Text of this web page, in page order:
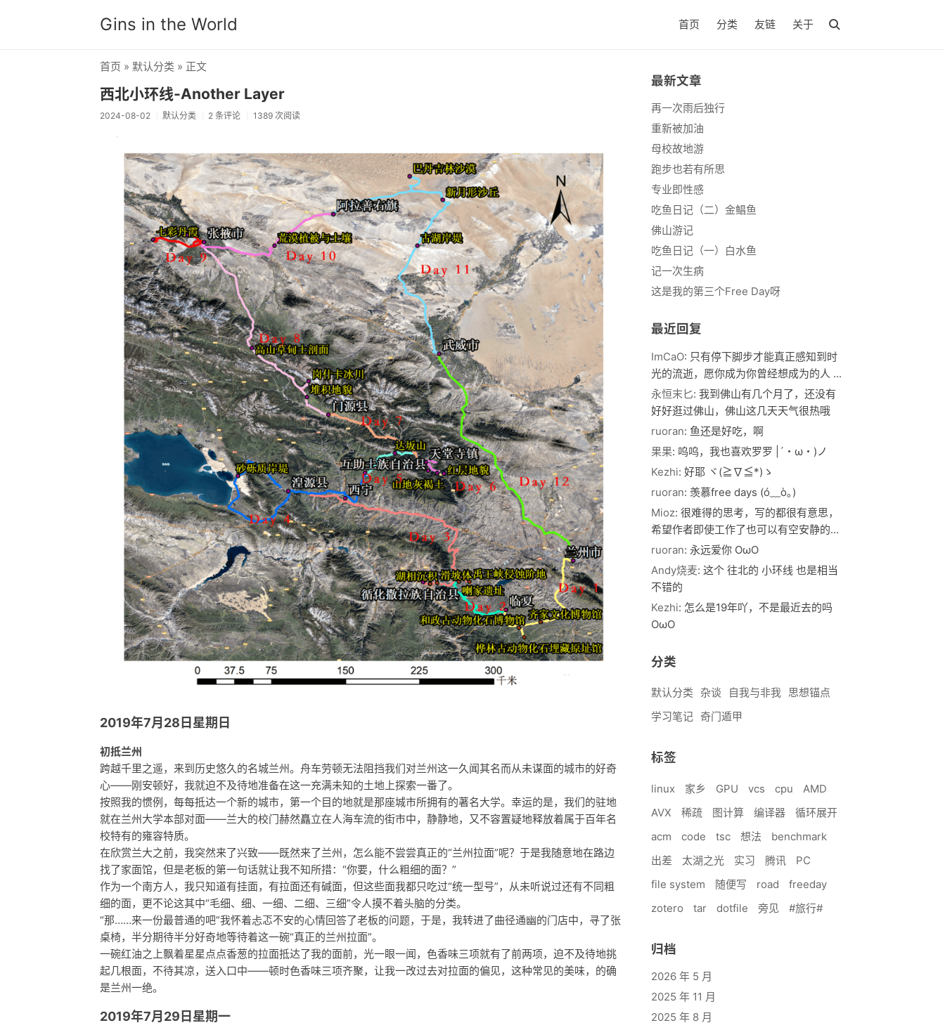
Gins in the World 首页 分类 友链 关于
首页 » 默认分类 » 正文
西北小环线-Another Layer
2024-08-02 默认分类 2 条评论 1389 次阅读
2019年7月28日星期日
初抵兰州
跨越千里之遥，来到历史悠久的名城兰州。舟车劳顿无法阻挡我们对兰州这一久闻其名而从未谋面的城市的好奇
心——刚安顿好，我就迫不及待地准备在这一充满未知的土地上探索一番了。
按照我的惯例，每每抵达一个新的城市，第一个目的地就是那座城市所拥有的著名大学。幸运的是，我们的驻地
就在兰州大学本部对面——兰大的校门赫然矗立在人海车流的街市中，静静地，又不容置疑地释放着属于百年名
校特有的雍容特质。
在欣赏兰大之前，我突然来了兴致——既然来了兰州，怎么能不尝尝真正的“兰州拉面”呢？于是我随意地在路边
找了家面馆，但是老板的第一句话就让我不知所措：“你要，什么粗细的面？”
作为一个南方人，我只知道有挂面，有拉面还有碱面，但这些面我都只吃过“统一型号”，从未听说过还有不同粗
细的面，更不论这其中“毛细、细、一细、二细、三细”令人摸不着头脑的分类。
“那……来一份最普通的吧”我怀着忐忑不安的心情回答了老板的问题，于是，我转进了曲径通幽的门店中，寻了张
桌椅，半分期待半分好奇地等待着这一碗“真正的兰州拉面”。
一碗红油之上飘着星星点点香葱的拉面抵达了我的面前，光一眼一闻，色香味三项就有了前两项，迫不及待地挑
起几根面，不待其凉，送入口中——顿时色香味三项齐聚，让我一改过去对拉面的偏见，这种常见的美味，的确
是兰州一绝。
2019年7月29日星期一
最新文章
再一次雨后独行
重新被加油
母校故地游
跑步也若有所思
专业即性感
吃鱼日记（二）金鲳鱼
佛山游记
吃鱼日记（一）白水鱼
记一次生病
这是我的第三个Free Day呀
最近回复
ImCaO: 只有停下脚步才能真正感知到时
光的流逝，愿你成为你曾经想成为的人 ...
永恒末匕: 我到佛山有几个月了，还没有
好好逛过佛山，佛山这几天天气很热哦
ruoran: 鱼还是好吃，啊
果果: 呜呜，我也喜欢罗罗 |´・ω・)ノ
Kezhi: 好耶 ヾ(≧∇≦*)ゝ
ruoran: 羡慕free days (ó﹏ò｡)
Mioz: 很难得的思考，写的都很有意思，
希望作者即使工作了也可以有空安静的...
ruoran: 永远爱你 OωO
Andy烧麦: 这个 往北的 小环线 也是相当
不错的
Kezhi: 怎么是19年吖，不是最近去的吗
OωO
分类
默认分类 杂谈 自我与非我 思想锚点
学习笔记 奇门遁甲
标签
linux 家乡 GPU vcs cpu
AMD
AVX
稀疏 图计算 编译器
循环展开
acm
code tsc 想法
benchmark
出差
太湖之光 实习 腾讯
PC
file system
随便写 road
freeday
zotero
tar dotfile 旁见 #旅行#
归档
2026 年 5 月
2025 年 11 月
2025 年 8 月